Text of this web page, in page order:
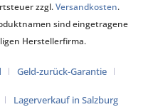
zzgl.Versandkosten.
sind eingetragene
Herstellerfirma.
Geld-zurück-Garantie
Lagerverkauf in Salzburg